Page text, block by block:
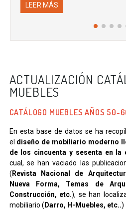
LEER MÁS
ACTUALIZACIÓN
MUEBLES
CATÁLOGO MUEBLES AÑOS 50-
En esta base de datos se ha
el diseño de mobiliario moderno
de los cincuenta y sesenta en la
cual, se han vaciado las
( Revista Nacional de
Nueva Forma, Temas de
Construcción, etc.), se han
mobiliario ( Darro, H-Muebles, etc..)